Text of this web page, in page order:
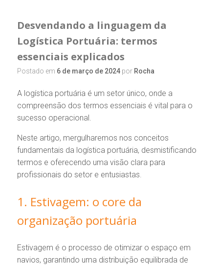
Desvendando a linguagem da
Logística Portuária: termos
essenciais explicados
Postado em 6 de março de 2024 por Rocha
A logística portuária é um setor único, onde a
compreensão dos termos essenciais é vital para o
sucesso operacional.
Neste artigo, mergulharemos nos conceitos
fundamentais da logística portuária, desmistificando
termos e oferecendo uma visão clara para
profissionais do setor e entusiastas.
1. Estivagem: o core da
organização portuária
Estivagem é o processo de otimizar o espaço em
navios, garantindo uma distribuição equilibrada de